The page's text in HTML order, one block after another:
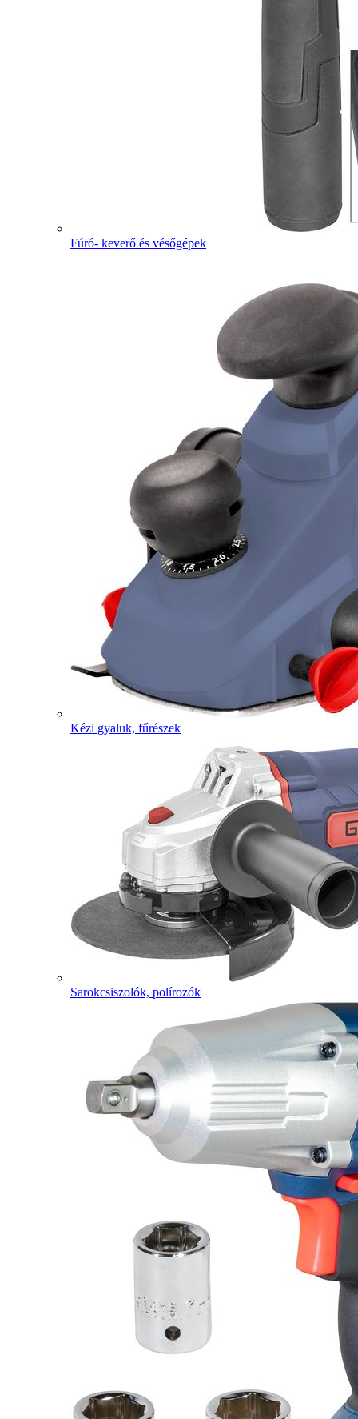
Fúró- keverő és vésőgépek
Kézi gyaluk, fűrészek
Sarokcsiszolók, polírozók